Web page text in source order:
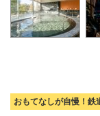
おもてなしが自慢！鉄